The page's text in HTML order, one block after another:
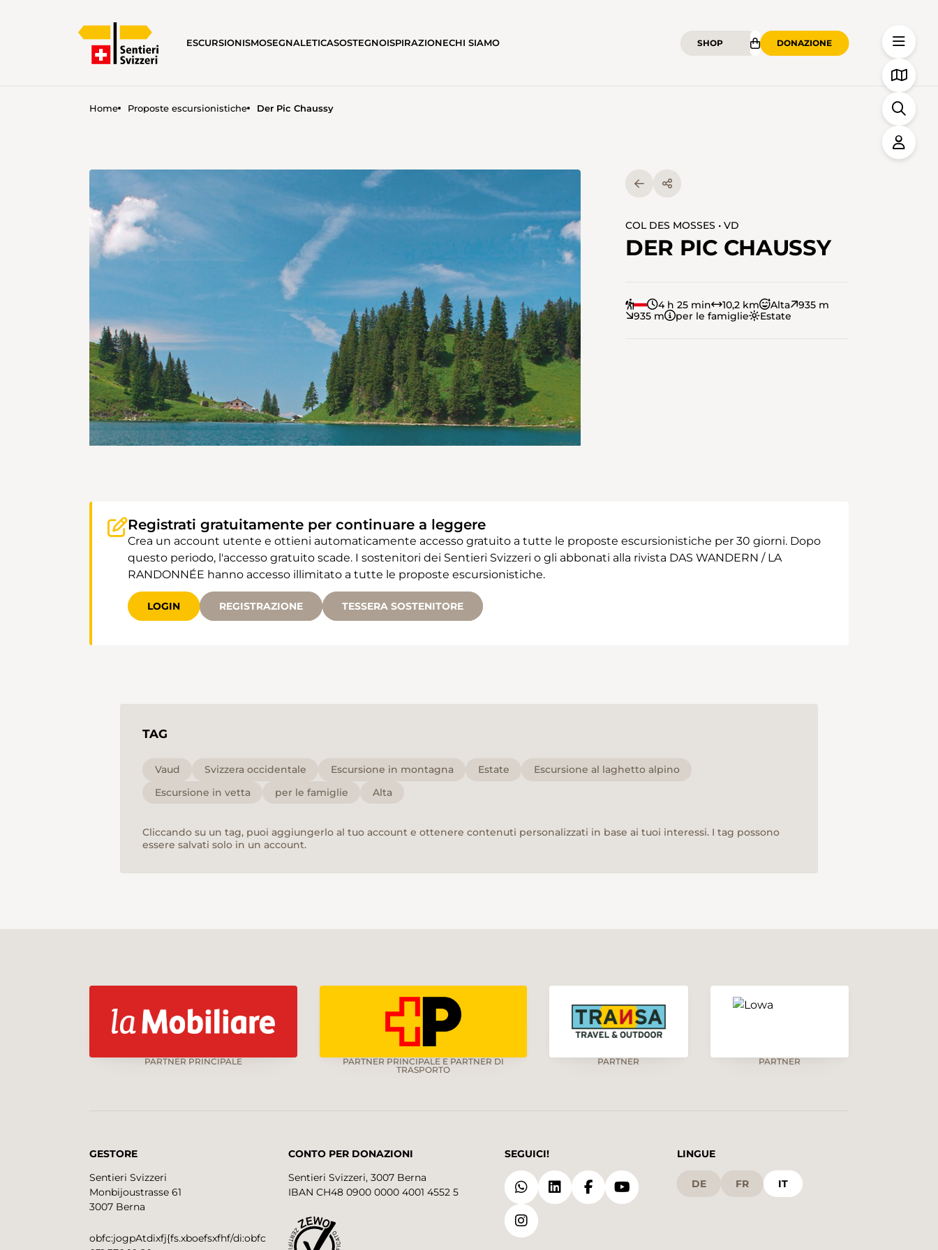
ESCURSIONISMOSEGNALETICASOSTEGNOISPIRAZIONECHI SIAMO SHOP DONAZIONE
Home Proposte escursionistiche Der Pic Chaussy
COL DES MOSSES • VD
DER PIC CHAUSSY
4 h 25 min 10,2 km Alta
935 m
935 m
per le famiglie Estate
Registrati gratuitamente per continuare a leggere
Crea un account utente e ottieni automaticamente accesso gratuito a tutte le proposte escursionistiche per 30 giorni. Dopo
questo periodo, l'accesso gratuito scade. I sostenitori dei Sentieri Svizzeri o gli abbonati alla rivista DAS WANDERN / LA
RANDONNÉE hanno accesso illimitato a tutte le proposte escursionistiche.
LOGIN REGISTRAZIONE TESSERA SOSTENITORE
TAG
Vaud Svizzera occidentale Escursione in montagna Estate
Escursione al laghetto alpino
Escursione in vetta
per le famiglie Alta
Cliccando su un tag, puoi aggiungerlo al tuo account e ottenere contenuti personalizzati in base ai tuoi interessi. I tag possono
essere salvati solo in un account.
PARTNER PRINCIPALE
PARTNER PRINCIPALE E PARTNER DI
TRASPORTO
PARTNER PARTNER
GESTORE
Sentieri Svizzeri
Monbijoustrasse 61
3007 Berna
obfc:jogpAtdixfj{fs.xboefsxfhf/di:obfc
CONTO PER DONAZIONI
Sentieri Svizzeri, 3007 Berna
IBAN CH48 0900 0000 4001 4552 5
SEGUICI! LINGUE
DE FR IT